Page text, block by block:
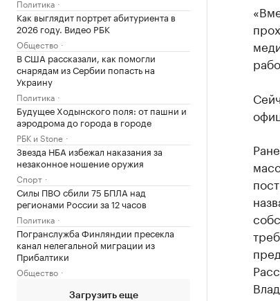
Политика
Как выглядит портрет абитуриента в
2026 году. Видео РБК
Общество
В США рассказали, как помогли
снарядам из Сербии попасть на
Украину
Политика
Будущее Ходынского поля: от пашни и
аэродрома до города в городе
РБК и Stone
Звезда НБА избежал наказания за
незаконное ношение оружия
Спорт
Силы ПВО сбили 75 БПЛА над
регионами России за 12 часов
Политика
Погранслужба Финляндии пресекла
канал нелегальной миграции из
Прибалтики
Общество
Загрузить еще